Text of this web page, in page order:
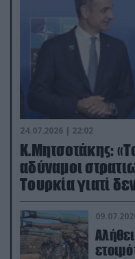
24.07.2026 | 22:02
Κ.Μητσοτάκης:
αδύναμοι
Τουρκία γιατί
(βίντεο)